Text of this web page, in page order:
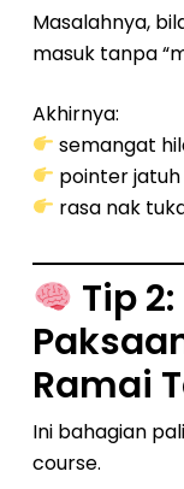
Masalahnya,
masuk tanpa
Akhirnya:
semangat
pointer jatuh
rasa nak
Tip
Ramai
Ini bahagian
course.